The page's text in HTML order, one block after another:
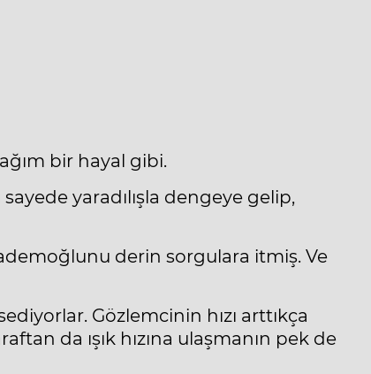
bir hayal gibi.
yaradılışla dengeye gelip,
derin sorgulara itmiş. Ve
Gözlemcinin hızı arttıkça
da ışık hızına ulaşmanın pek de